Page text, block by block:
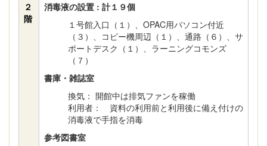
２
階
消毒液の設置 : 計１９個
１号館入口（１）、OPAC用パソコン付近
（３）、コピー機周辺（１）、通路（６）、サ
ポートデスク（１）、ラーニングコモンズ
（７）
書庫・雑誌室
換気： 開館中は排気ファンを稼働
利用者： 資料の利用前と利用後に備え付けの
消毒液で手指を消毒
参考図書室